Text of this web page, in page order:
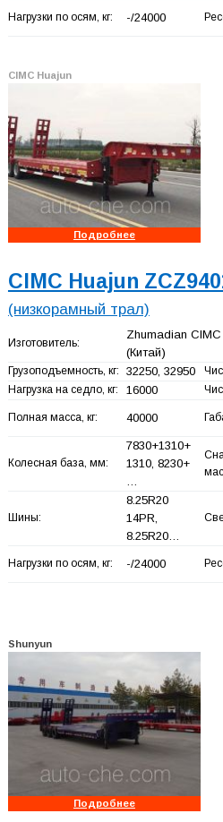
Нагрузки по осям, кг: -/24000
CIMC Huajun
Подробнее
CIMC Huajun
(низкорамный трал)
Изготовитель:
Zhumadian CIMC
(Китай)
Грузоподъемность, кг: 32250, 32950
Нагрузка на седло, кг: 16000
Полная масса, кг: 40000
Колесная база, мм:
7830+1310+
1310, 8230+
Шины:
8.25R20
14PR,
8.25R20…
Нагрузки по осям, кг: -/24000
Shunyun
Подробнее